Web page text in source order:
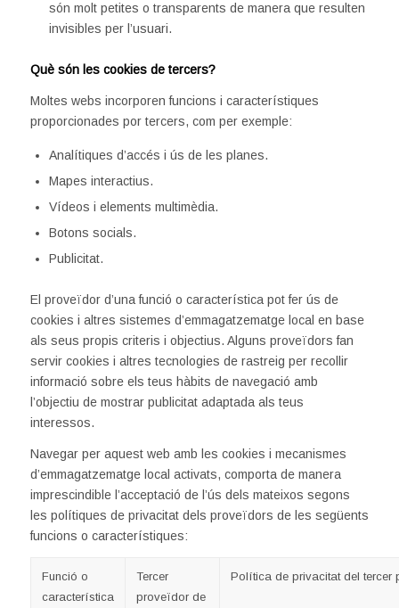
són molt petites o transparents de manera que resulten
invisibles per l’usuari.
Què són les cookies de tercers?
Moltes webs incorporen funcions i característiques
proporcionades por tercers, com per exemple:
Analítiques d’accés i ús de les planes.
Mapes interactius.
Vídeos i elements multimèdia.
Botons socials.
Publicitat.
El proveïdor d’una funció o característica pot fer ús de
cookies i altres sistemes d’emmagatzematge local en base
als seus propis criteris i objectius. Alguns proveïdors fan
servir cookies i altres tecnologies de rastreig per recollir
informació sobre els teus hàbits de navegació amb
l’objectiu de mostrar publicitat adaptada als teus
interessos.
Navegar per aquest web amb les cookies i mecanismes
d’emmagatzematge local activats, comporta de manera
imprescindible l’acceptació de l’ús dels mateixos segons
les polítiques de privacitat dels proveïdors de les següents
funcions o característiques:
Funció o
característica
Tercer
proveïdor de
Política de privacitat del tercer